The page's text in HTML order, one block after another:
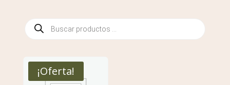
Búsqueda
productos
¡Oferta!